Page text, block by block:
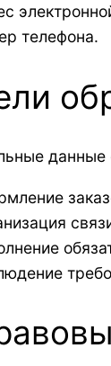
телефона.